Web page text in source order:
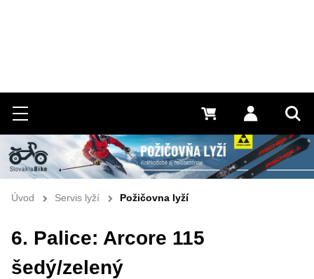
Hľadať
Menu Prihlásiť
0 €
Úvod Servis lyží Požičovna lyží
6. Palice: Arcore 115
šedý/zelený